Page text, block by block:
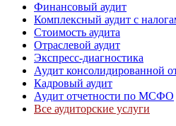
Финансовый аудит
Комплексный аудит с
Стоимость аудита
Отраслевой аудит
Экспресс-диагностика
Аудит консолидированной
Кадровый аудит
Аудит отчетности по МСФО
Все аудиторские услуги